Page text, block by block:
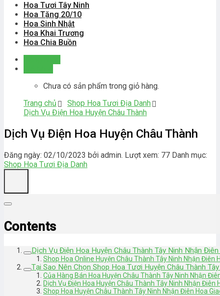
Hoa Tươi Tây Ninh
Hoa Tặng 20/10
Hoa Sinh Nhật
Hoa Khai Trương
Hoa Chia Buồn
Chưa có sản phẩm trong giỏ hàng.
Trang chủ
Shop Hoa Tươi Địa Danh
Dịch Vụ Điện Hoa Huyện Châu Thành
Dịch Vụ Điện Hoa Huyện Châu Thành
Đăng ngày: 02/10/2023 bởi admin. Lượt xem: 77 Danh mục:
Shop Hoa Tươi Địa Danh
Contents
Dịch Vụ Điện Hoa Huyện Châu Thành Tây Ninh Nhận
Shop Hoa Online Huyện Châu Thành Tây Ninh Nhận Điên
Tại Sao Nên Chọn Shop Hoa Tươi Huyện Châu Thành
Của Hàng Bán Hoa Huyện Châu Thành Tây Ninh Nhận
Dịch Vụ Điện Hoa Huyện Châu Thành Tây Ninh Nhận Điên
Shop Hoa Huyện Châu Thành Tây Ninh Nhận Điên Hoa